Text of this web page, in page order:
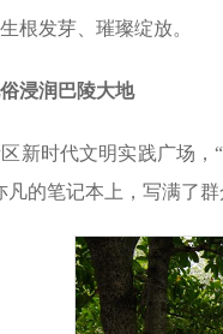
根发芽、璀璨绽放。
浸润巴陵大地
新时代文明实践广场
的笔记本上，写满了群